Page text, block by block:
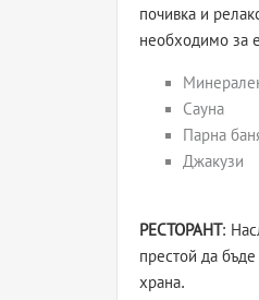
почивка и
необходимо за
Сауна
Парна
Джакузи
РЕСТОРАНТ:
престой да
храна.